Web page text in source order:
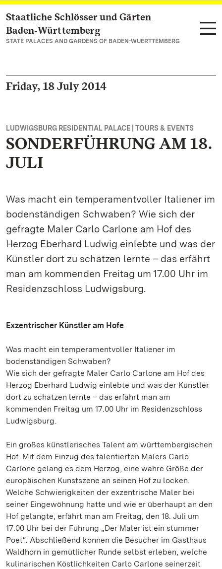
Navigate to main page
Staatliche Schlösser und Gärten
Baden‑Württemberg
STATE PALACES AND GARDENS OF BADEN-WUERTTEMBERG
Friday, 18 July 2014
LUDWIGSBURG RESIDENTIAL PALACE | TOURS & EVENTS
SONDERFÜHRUNG AM 18.
JULI
Was macht ein temperamentvoller Italiener im
bodenständigen Schwaben? Wie sich der
gefragte Maler Carlo Carlone am Hof des
Herzog Eberhard Ludwig einlebte und was der
Künstler dort zu schätzen lernte – das erfährt
man am kommenden Freitag um 17.00 Uhr im
Residenzschloss Ludwigsburg.
Exzentrischer Künstler am Hofe
Was macht ein temperamentvoller Italiener im
bodenständigen Schwaben?
Wie sich der gefragte Maler Carlo Carlone am Hof des
Herzog Eberhard Ludwig einlebte und was der Künstler
dort zu schätzen lernte – das erfährt man am
kommenden Freitag um 17.00 Uhr im Residenzschloss
Ludwigsburg.
Ein großes künstlerisches Talent am württembergischen
Hof: Mit dem Einzug des talentierten Malers Carlo
Carlone gelang es dem Herzog, eine wahre Größe der
europäischen Kunstszene an seinen Hof zu locken.
Welche Schwierigkeiten der exzentrische Maler bei
seiner Eingewöhnung hatte und wie er überhaupt an den
Hof gelangte, erfährt man am Freitag, den 18. Juli um
17.00 Uhr bei der Führung „Der Maler ist ein stummer
Poet“. Abschließend können die Besucher im Gasthaus
Waldhorn in gemütlicher Runde selbst erleben, welche
kulinarischen Köstlichkeiten Carlo Carlone seinerzeit